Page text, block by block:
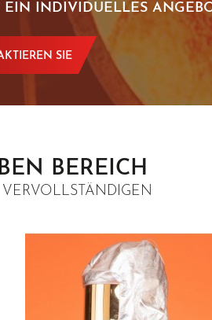
INDIVIDUELLES
SIE
BEREICH